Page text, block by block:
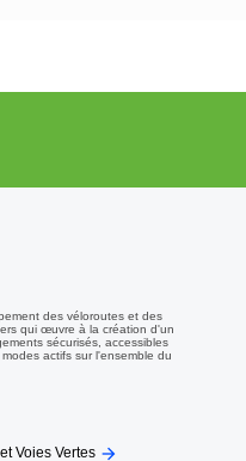
des véloroutes et des
qui œuvre à la création d'un
sécurisés, accessibles
actifs sur l'ensemble du
Voies Vertes 